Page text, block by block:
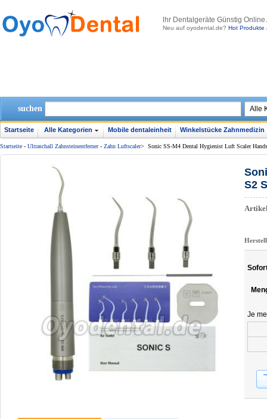
lhr Dentalgeräte Günstig
Neu auf oyodental.de? Hot Produkte
suchen
Startseite Alle Kategorien Mobile dentaleinheit Winkelstücke Zahnmedizin
Startseite - Ultraschall Zahnsteinentferner- Zahn Luftscaler> Sonic SS-M4 Dental Hygienist Luft Scaler
S2
Je